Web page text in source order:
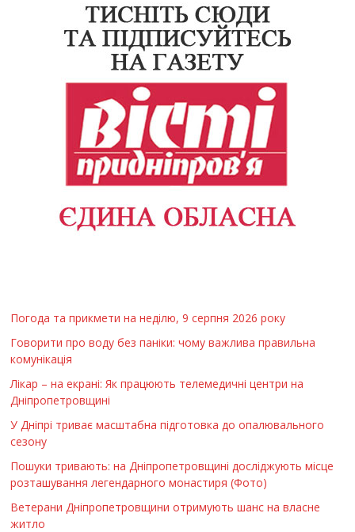
Погода та прикмети на неділю, 9 серпня 2026 року
Говорити про воду без паніки: чому важлива правильна
комунікація
Лікар – на екрані: Як працюють телемедичні центри на
Дніпропетровщині
У Дніпрі триває масштабна підготовка до опалювального
сезону
Пошуки тривають: на Дніпропетровщині досліджують місце
розташування легендарного монастиря (Фото)
Ветерани Дніпропетровщини отримують шанс на власне
житло